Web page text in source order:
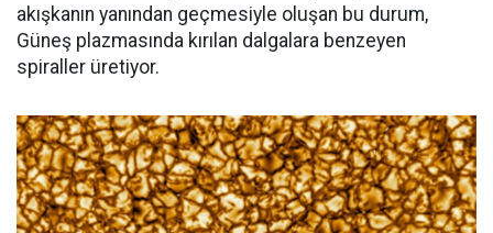
akışkanın yanından geçmesiyle oluşan bu durum,
Güneş plazmasında kırılan dalgalara benzeyen
spiraller üretiyor.